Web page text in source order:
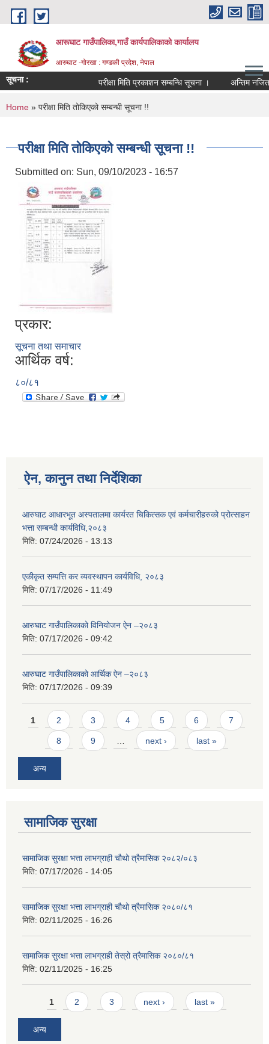
Skip to main content
आरूघाट गाउँपालिका,गाउँ कार्यपालिकाको कार्यालय
आरुघाट -गोरखा : गण्डकी प्रदेश, नेपाल
सूचना : परीक्षा मिति प्रकाशन सम्बन्धि सूचना । अन्तिम नजिता
You are here
Home » परीक्षा मिति तोकिएको सम्बन्धी सूचना !!
परीक्षा मिति तोकिएको सम्बन्धी सूचना !!
Submitted on: Sun, 09/10/2023 - 16:57
प्रकार:
सूचना तथा समाचार
आर्थिक वर्ष:
८०/८१
ऐन, कानुन तथा निर्देशिका
आरुघाट आधारभूत अस्पतालमा कार्यरत चिकित्सक एवं कर्मचारीहरुको प्रोत्साहन
भत्ता सम्बन्धी कार्यविधि,२०८३
मिति: 07/24/2026 - 13:13
एकीकृत सम्पत्ति कर व्यवस्थापन कार्यविधि, २०८३
मिति: 07/17/2026 - 11:49
आरुघाट गाउँपालिकाको विनियोजन ऐन –२०८३
मिति: 07/17/2026 - 09:42
आरुघाट गाउँपालिकाको आर्थिक ऐन –२०८३
मिति: 07/17/2026 - 09:39
Pages
1 2 3 4 5 6 7
8 9 next › last »
अन्य
सामाजिक सुरक्षा
सामाजिक सुरक्षा भत्ता लाभग्राही चौथो त्रैमासिक २०८२/०८३
मिति: 07/17/2026 - 14:05
सामाजिक सुरक्षा भत्ता लाभग्राही चौथो त्रैमासिक २०८०/८१
मिति: 02/11/2025 - 16:26
सामाजिक सुरक्षा भत्ता लाभग्राही तेस्रो त्रैमासिक २०८०/८१
मिति: 02/11/2025 - 16:25
Pages
1 2 3 next › last »
अन्य